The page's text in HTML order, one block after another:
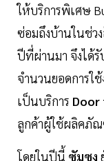
ให้บริการพิเศษ
ซ่อมถึงบ้านในช่ว
ปีที่ผ่านมา จึงได้รั
จำนวนยอดการใ
เป็นบริการ Door
ลูกค้าผู้ใช้ผลิคภั
โดยในปีนี้ ซัมซุง